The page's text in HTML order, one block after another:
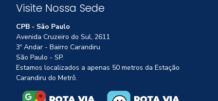
Visite Nossa Sede
CPB - São Paulo
Avenida Cruzeiro do Sul, 2611
3º Andar - Bairro Carandiru
São Paulo - SP.
Estamos localizados a apenas 50 metros da Estação
Carandiru do Metrô.